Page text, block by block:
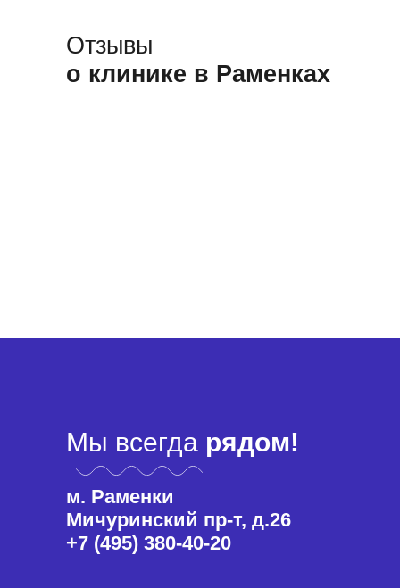
Отзывы
о клинике в Раменках
Мы всегда рядом!
м. Раменки
Мичуринский пр-т, д.26
+7 (495) 380-40-20